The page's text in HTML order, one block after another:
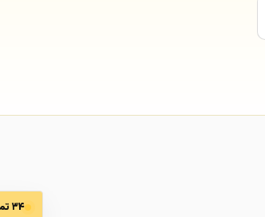
۳۴ تمرین ITIL4